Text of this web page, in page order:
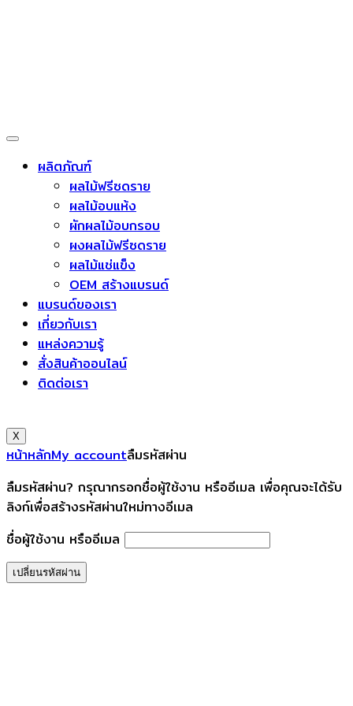
ผลิตภัณฑ์
ผลไม้ฟรีซดราย
ผลไม้อบแห้ง
ผักผลไม้อบกรอบ
ผงผลไม้ฟรีซดราย
ผลไม้แช่แข็ง
OEM สร้างแบรนด์
แบรนด์ของเรา
เกี่ยวกับเรา
แหล่งความรู้
สั่งสินค้าออนไลน์
ติดต่อเรา
X
หน้าหลักMy accountลืมรหัสผ่าน
ลืมรหัสผ่าน? กรุณากรอกชื่อผู้ใช้งาน หรืออีเมล เพื่อคุณจะได้รับ
ลิงก์เพื่อสร้างรหัสผ่านใหม่ทางอีเมล
ชื่อผู้ใช้งาน หรืออีเมล
เปลี่ยนรหัสผ่าน